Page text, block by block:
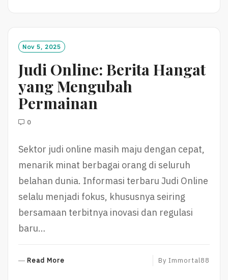
O
Nov 5, 2025
Judi Online: Berita Hangat
yang Mengubah
Permainan
0
Sektor judi online masih maju dengan cepat,
menarik minat berbagai orang di seluruh
belahan dunia. Informasi terbaru Judi Online
selalu menjadi fokus, khususnya seiring
bersamaan terbitnya inovasi dan regulasi
baru…
Read More By Immortal88